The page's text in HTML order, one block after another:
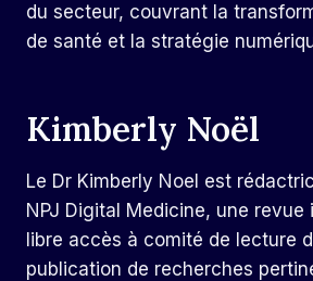
du secteur, couvrant la
de santé et la stratégie
Kimberly Noël
Le Dr Kimberly Noel est
NPJ Digital Medicine, une revue
libre accès à comité de lecture
publication de recherches